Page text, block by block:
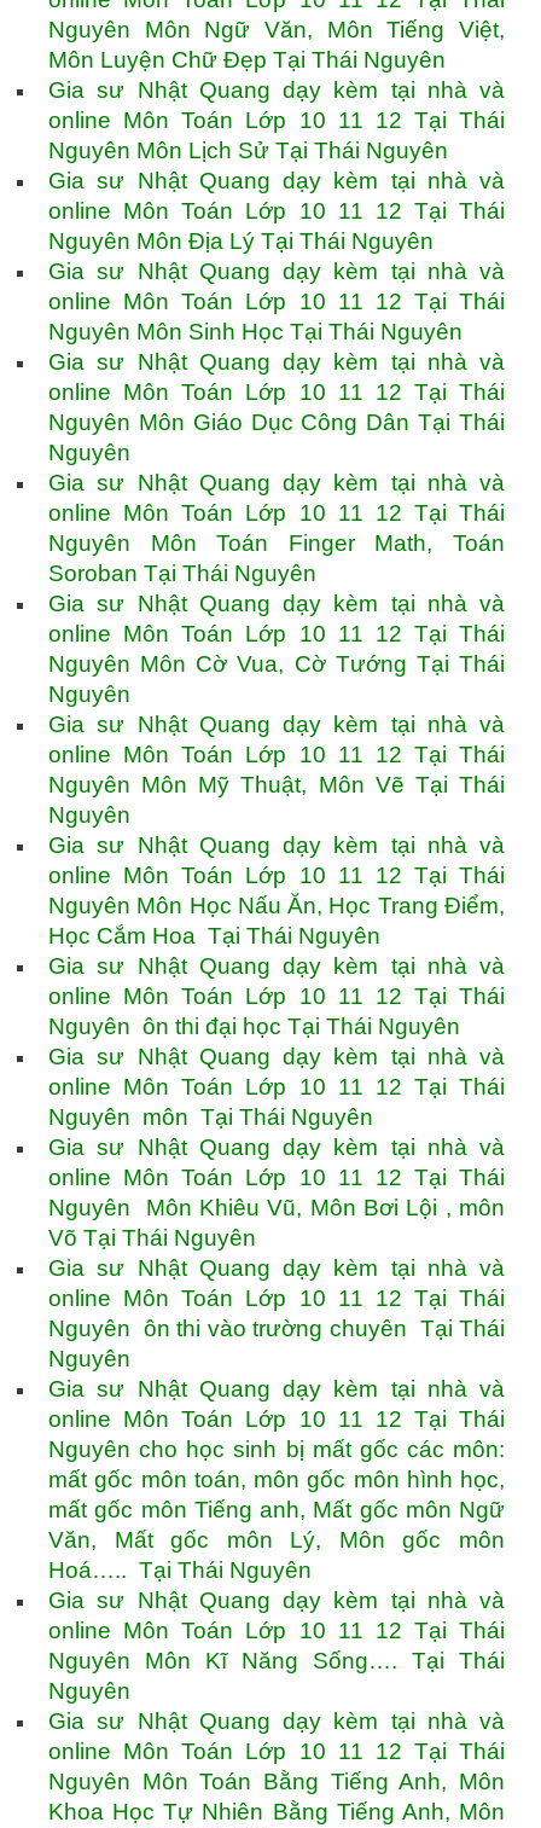
Nguyên Môn Ngữ Văn, Môn Tiếng Việt,
Môn Luyện Chữ Đẹp Tại Thái Nguyên
Gia sư Nhật Quang dạy kèm tại nhà và
online Môn Toán Lớp 10 11 12 Tại Thái
Nguyên Môn Lịch Sử Tại Thái Nguyên
Gia sư Nhật Quang dạy kèm tại nhà và
online Môn Toán Lớp 10 11 12 Tại Thái
Nguyên Môn Địa Lý Tại Thái Nguyên
Gia sư Nhật Quang dạy kèm tại nhà và
online Môn Toán Lớp 10 11 12 Tại Thái
Nguyên Môn Sinh Học Tại Thái Nguyên
Gia sư Nhật Quang dạy kèm tại nhà và
online Môn Toán Lớp 10 11 12 Tại Thái
Nguyên Môn Giáo Dục Công Dân Tại Thái
Nguyên
Gia sư Nhật Quang dạy kèm tại nhà và
online Môn Toán Lớp 10 11 12 Tại Thái
Nguyên Môn Toán Finger Math, Toán
Soroban Tại Thái Nguyên
Gia sư Nhật Quang dạy kèm tại nhà và
online Môn Toán Lớp 10 11 12 Tại Thái
Nguyên Môn Cờ Vua, Cờ Tướng Tại Thái
Nguyên
Gia sư Nhật Quang dạy kèm tại nhà và
online Môn Toán Lớp 10 11 12 Tại Thái
Nguyên Môn Mỹ Thuật, Môn Vẽ Tại Thái
Nguyên
Gia sư Nhật Quang dạy kèm tại nhà và
online Môn Toán Lớp 10 11 12 Tại Thái
Nguyên Môn Học Nấu Ăn, Học Trang Điểm,
Học Cắm Hoa Tại Thái Nguyên
Gia sư Nhật Quang dạy kèm tại nhà và
online Môn Toán Lớp 10 11 12 Tại Thái
Nguyên ôn thi đại học Tại Thái Nguyên
Gia sư Nhật Quang dạy kèm tại nhà và
online Môn Toán Lớp 10 11 12 Tại Thái
Nguyên môn Tại Thái Nguyên
Gia sư Nhật Quang dạy kèm tại nhà và
online Môn Toán Lớp 10 11 12 Tại Thái
Nguyên Môn Khiêu Vũ, Môn Bơi Lội , môn
Võ Tại Thái Nguyên
Gia sư Nhật Quang dạy kèm tại nhà và
online Môn Toán Lớp 10 11 12 Tại Thái
Nguyên ôn thi vào trường chuyên Tại Thái
Nguyên
Gia sư Nhật Quang dạy kèm tại nhà và
online Môn Toán Lớp 10 11 12 Tại Thái
Nguyên cho học sinh bị mất gốc các môn:
mất gốc môn toán, môn gốc môn hình học,
mất gốc môn Tiếng anh, Mất gốc môn Ngữ
Văn, Mất gốc môn Lý, Môn gốc môn
Hoá….. Tại Thái Nguyên
Gia sư Nhật Quang dạy kèm tại nhà và
online Môn Toán Lớp 10 11 12 Tại Thái
Nguyên Môn Kĩ Năng Sống…. Tại Thái
Nguyên
Gia sư Nhật Quang dạy kèm tại nhà và
online Môn Toán Lớp 10 11 12 Tại Thái
Nguyên Môn Toán Bằng Tiếng Anh, Môn
Khoa Học Tự Nhiên Bằng Tiếng Anh, Môn